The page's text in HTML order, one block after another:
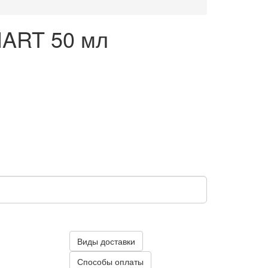
50 мл
Виды доставки
Способы оплаты